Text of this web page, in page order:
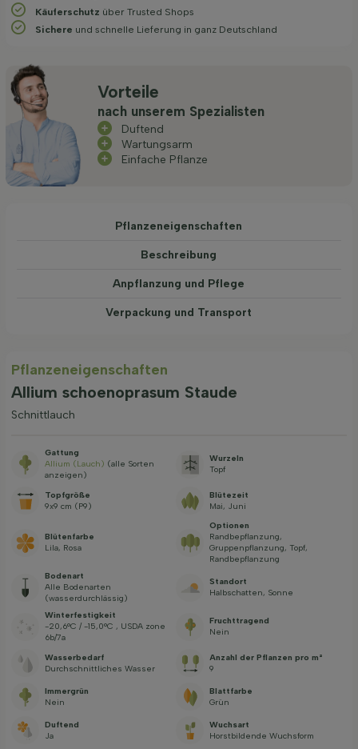
Käuferschutz über Trusted Shops
Sichere und schnelle Lieferung in ganz Deutschland
Vorteile
nach unserem Spezialisten
Duftend
Wartungsarm
Einfache Pflanze
Pflanzeneigenschaften
Beschreibung
Anpflanzung und Pflege
Verpackung und Transport
Pflanzeneigenschaften
Allium schoenoprasum Staude
Schnittlauch
Gattung
Allium (Lauch) (alle Sorten
anzeigen)
Wurzeln
Topf
Topfgröße
9x9 cm (P9)
Blütezeit
Mai, Juni
Blütenfarbe
Lila, Rosa
Optionen
Randbepflanzung,
Gruppenpflanzung, Topf,
Randbepflanzung
Bodenart
Alle Bodenarten
(wasserdurchlässig)
Standort
Halbschatten, Sonne
Winterfestigkeit
-20,6°C / -15,0°C , USDA zone
6b/7a
Fruchttragend
Nein
Wasserbedarf
Durchschnittliches Wasser
Anzahl der Pflanzen pro m²
9
Immergrün
Nein
Blattfarbe
Grün
Duftend
Ja
Wuchsart
Horstbildende Wuchsform